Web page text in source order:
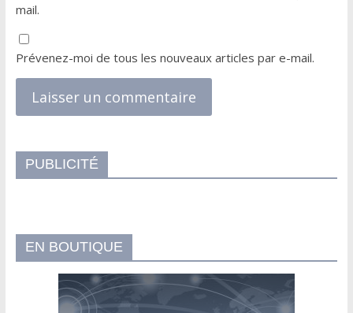
mail.
Prévenez-moi de tous les nouveaux articles par e-mail.
PUBLICITÉ
EN BOUTIQUE